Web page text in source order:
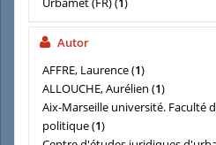
Autor
AFFRE, Laurence(1)
ALLOUCHE, Aurélien (1)
Aix-Marseille université. Faculté
politique(1)